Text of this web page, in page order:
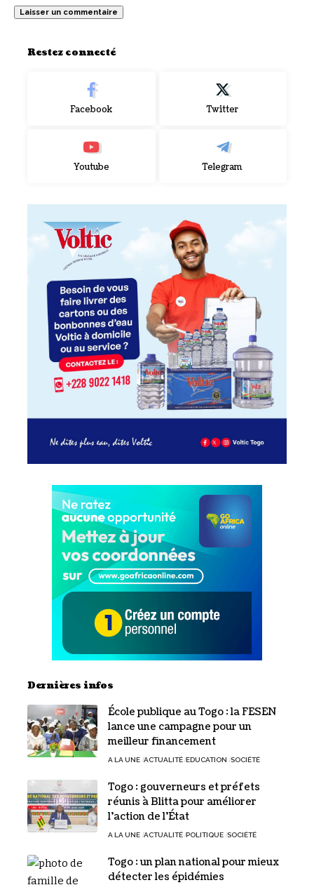
Restez connecté
Facebook Twitter
Youtube Telegram
Dernières infos
École publique au Togo : la FESEN
lance une campagne pour un
meilleur financement
A LA UNE ACTUALITÉ EDUCATION SOCIÉTÉ
Togo : gouverneurs et préfets
réunis à Blitta pour améliorer
l’action de l’État
A LA UNE ACTUALITÉ POLITIQUE SOCIÉTÉ
Togo : un plan national pour mieux
détecter les épidémies